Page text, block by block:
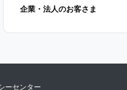
企業・法人のお客さま
ーセンター